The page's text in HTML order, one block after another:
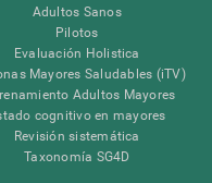
Adultos Sanos
Pilotos
Evaluación Holistica
Mayores Saludables (iTV)
Adultos Mayores
cognitivo en mayores
Revisión sistemática
Taxonomía SG4D